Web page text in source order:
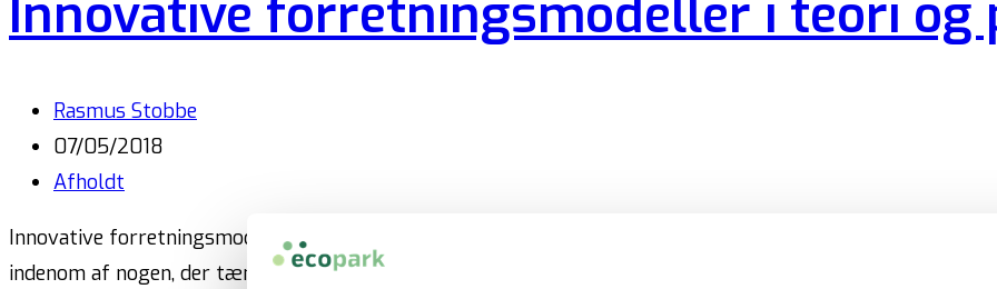
Innovative forretningsmodeller i teori og
Rasmus Stobbe
07/05/2018
Afholdt
Innovative forretningsmodeller i teori og praksis Nye, agile konkurrenter presser din forretningsmodel til
indenom af nogen, der tænker helt anderledes end dig.…